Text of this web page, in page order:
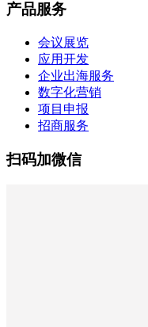
产品服务
会议展览
应用开发
企业出海服务
数字化营销
项目申报
招商服务
扫码加微信